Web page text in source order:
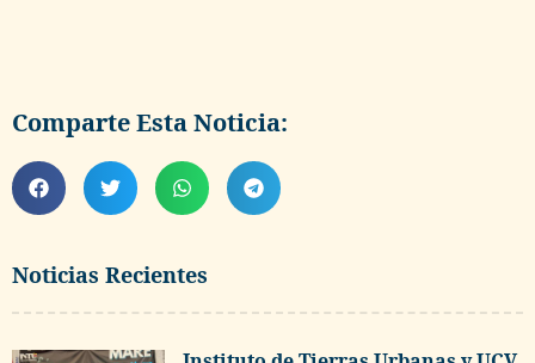
Noticias Recientes
Comparte Esta Noticia: